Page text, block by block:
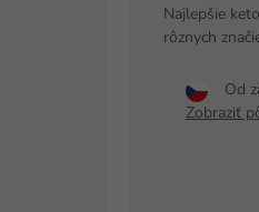
Najlepšie
rôznych
Od
Zobraziť